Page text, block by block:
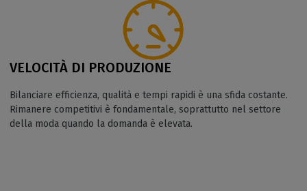
VELOCITÀ DI PRODUZIONE
Bilanciare efficienza, qualità e tempi rapidi è una sfida costante.
Rimanere competitivi è fondamentale, soprattutto nel settore
della moda quando la domanda è elevata.